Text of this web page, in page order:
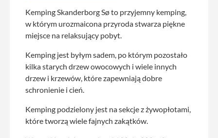
Kemping Skanderborg Sø to przyjemny kemping,
w którym urozmaicona przyroda stwarza piękne
miejsce na relaksujący pobyt.
Kemping jest byłym sadem, po którym pozostało
kilka starych drzew owocowych i wiele innych
drzew i krzewów, które zapewniają dobre
schronienie i cień.
Kemping podzielony jest na sekcje z żywopłotami,
które tworzą wiele fajnych zakątków.